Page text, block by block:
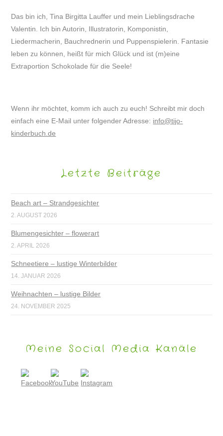
Das bin ich, Tina Birgitta Lauffer und mein Lieblingsdrache
Valentin. Ich bin Autorin, Illustratorin, Komponistin,
Liedermacherin, Bauchrednerin und Puppenspielerin. Fantasie
leben zu können, heißt für mich Glück und ist (m)eine
Extraportion Schokolade für die Seele!
Wenn ihr möchtet, komm ich auch zu euch! Schreibt mir doch
einfach eine E-Mail unter folgender Adresse: info@tijo-
kinderbuch.de
Letzte Beiträge
Beach art – Strandgesichter
2. AUGUST 2026
Blumengesichter – flowerart
2. APRIL 2026
Schneetiere – lustige Winterbilder
14. JANUAR 2026
Weihnachten – lustige Bilder
24. NOVEMBER 2025
Meine Social Media Kanäle